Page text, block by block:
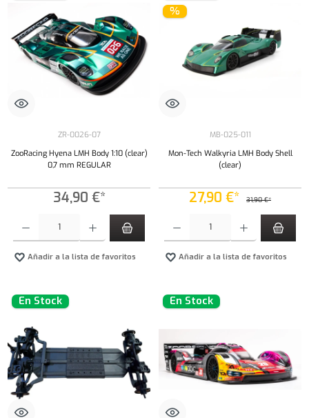
ZR-0026-07
ZooRacing Hyena LMH Body 1:10 (clear)
0,7 mm REGULAR
34,90 €*
Añadir a la lista de favoritos
%
MB-025-011
Mon-Tech Walkyria LMH Body Shell
(clear)
27,90 €* 31,90 €*
Añadir a la lista de favoritos
En Stock En Stock